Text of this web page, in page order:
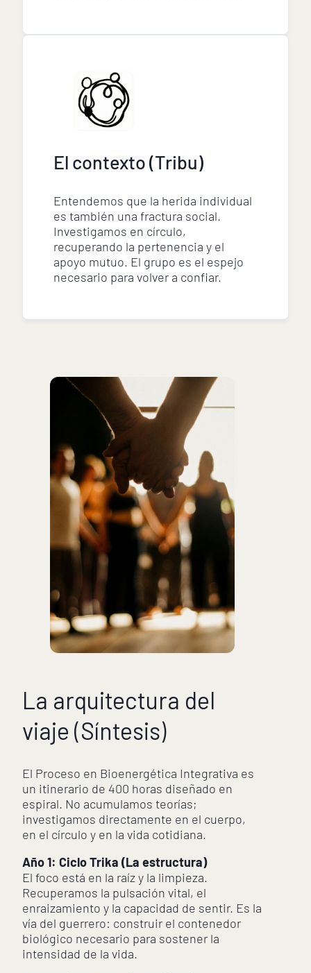
El contexto (Tribu)
Entendemos que la herida individual
es también una fractura social.
Investigamos en círculo,
recuperando la pertenencia y el
apoyo mutuo. El grupo es el espejo
necesario para volver a confiar.
La arquitectura del
viaje (Síntesis)
El Proceso en Bioenergética Integrativa es
un itinerario de 400 horas diseñado en
espiral. No acumulamos teorías;
investigamos directamente en el cuerpo,
en el círculo y en la vida cotidiana.
Año 1: Ciclo Trika (La estructura)
El foco está en la raíz y la limpieza.
Recuperamos la pulsación vital, el
enraizamiento y la capacidad de sentir. Es la
vía del guerrero: construir el contenedor
biológico necesario para sostener la
intensidad de la vida.